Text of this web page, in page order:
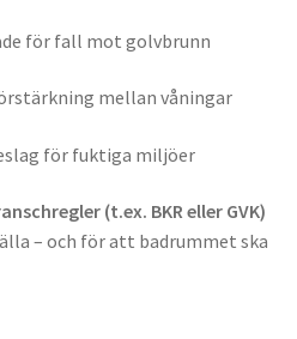
för fall mot golvbrunn
mellan våningar
för fuktiga miljöer
(t.ex. BKR eller GVK)
– och för att badrummet ska